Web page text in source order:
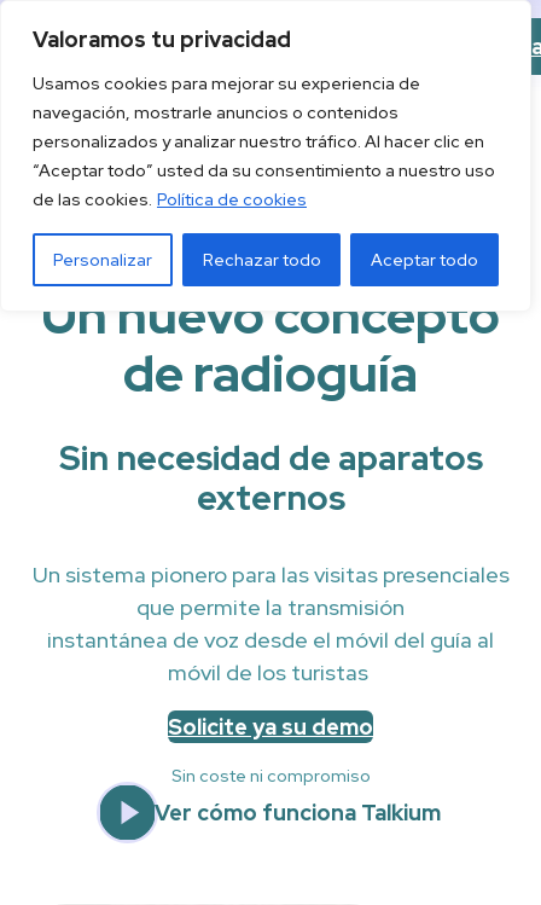
Valoramos tu privacidad
Usamos cookies para mejorar su experiencia de
navegación, mostrarle anuncios o contenidos
personalizados y analizar nuestro tráfico. Al hacer clic en
“Aceptar todo” usted da su consentimiento a nuestro uso
de las cookies. Política de cookies
Personalizar Rechazar todo Aceptar todo
Saltar
contenido
Descargar la
PURA INNOVACIÓN
Un nuevo concepto
de radioguía
Sin necesidad de aparatos
externos
Un sistema pionero para las visitas presenciales
que permite la transmisión
instantánea de voz desde el móvil del guía al
móvil de los turistas
Solicite ya su demo
Sin coste ni compromiso
Ver cómo funciona Talkium